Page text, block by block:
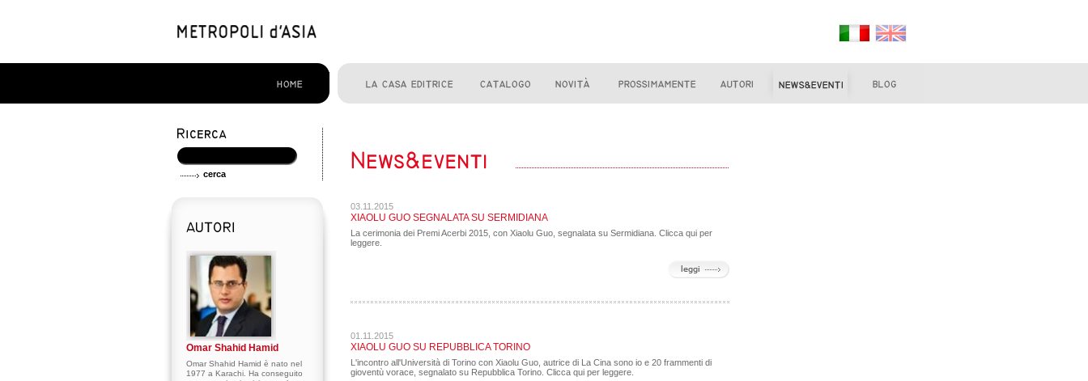
Omar Shahid Hamid
Omar Shahid Hamid è nato nel
1977 a Karachi. Ha conseguito
03.11.2015
XIAOLU GUO SEGNALATA SU SERMIDIANA
La cerimonia dei Premi Acerbi 2015, con Xiaolu Guo, segnalata su Sermidiana. Clicca qui per
leggere.
01.11.2015
XIAOLU GUO SU REPUBBLICA TORINO
L'incontro all'Università di Torino con Xiaolu Guo, autrice di La Cina sono io e 20 frammenti di
gioventù vorace, segnalato su Repubblica Torino. Clicca qui per leggere.